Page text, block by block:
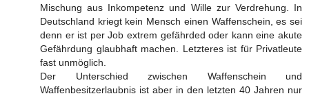
Mischung aus Inkompetenz und Wille zur Verdrehung. In
Deutschland kriegt kein Mensch einen Waffenschein, es sei
denn er ist per Job extrem gefährded oder kann eine akute
Gefährdung glaubhaft machen. Letzteres ist für Privatleute
fast unmöglich.
Der Unterschied zwischen Waffenschein und
Waffenbesitzerlaubnis ist aber in den letzten 40 Jahren nur